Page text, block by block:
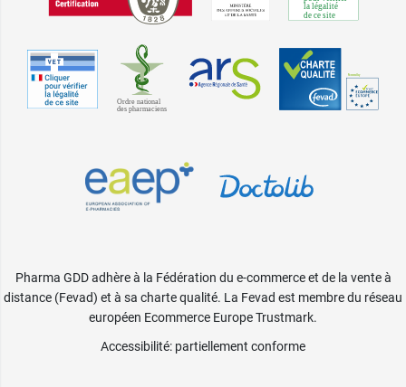
Pharma GDD adhère à la Fédération du e-commerce et de la vente à
distance (Fevad) et à sa charte qualité. La Fevad est membre du réseau
européen Ecommerce Europe Trustmark.
Accessibilité: partiellement conforme